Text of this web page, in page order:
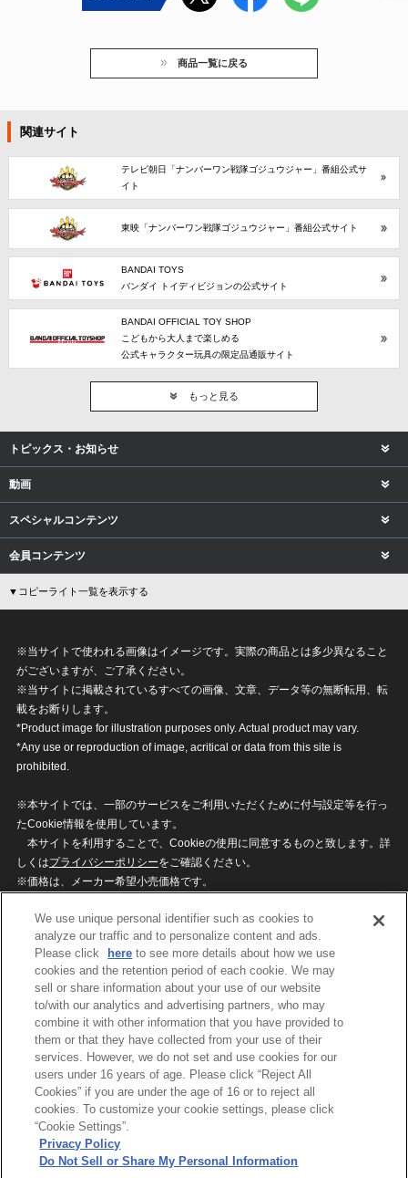
商品一覧に戻る
関連サイト
テレビ朝日「ナンバーワン戦隊ゴジュウジャー」番組公式サ
イト
東映「ナンバーワン戦隊ゴジュウジャー」番組公式サイト
BANDAI TOYS
バンダイ トイディビジョンの公式サイト
BANDAI OFFICIAL TOY SHOP
こどもから大人まで楽しめる
公式キャラクター玩具の限定品通販サイト
もっと見る
トピックス・お知らせ
動画
スペシャルコンテンツ
会員コンテンツ
▼コピーライト一覧を表示する
※当サイトで使われる画像はイメージです。実際の商品とは多少異なること
がございますが、ご了承ください。
※当サイトに掲載されているすべての画像、文章、データ等の無断転用、転
載をお断りします。
*Product image for illustration purposes only. Actual product may vary.
*Any use or reproduction of image, acritical or data from this site is
prohibited.
※本サイトでは、一部のサービスをご利用いただくために付与設定等を行っ
たCookie情報を使用しています。
本サイトを利用することで、Cookieの使用に同意するものと致します。詳
しくはプライバシーポリシーをご確認ください。
※価格は、メーカー希望小売価格です。
ざいますのでご了承ください。
privacypolicy
Do Not Sell or Share My
Personal Information
ウェブサイトご利用条件
ソーシャルメディアポリシー
個人情報保護方針
お問い合わせ
©BANDAI
コピーライト一覧を表示する
We use unique personal identifier such as cookies to
analyze our traffic and to personalize content and ads.
Please click
here to see more details about how we use
cookies and the retention period of each cookie. We may
sell or share information about your use of our website
to/with our analytics and advertising partners, who may
combine it with other information that you have provided to
them or that they have collected from your use of their
services. However, we do not set and use cookies for our
users under 16 years of age. Please click “Reject All
Cookies” if you are under the age of 16 or to reject all
cookies. To customize your cookie settings, please click
“Cookie Settings”.
Privacy Policy
Do Not Sell or Share My Personal Information